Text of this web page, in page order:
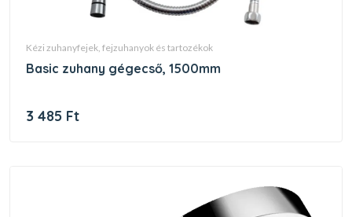
kézi zuhanyfejek, fejzuhanyok és tartozékok
basic zuhany gégecső, 1500mm
3 485 Ft